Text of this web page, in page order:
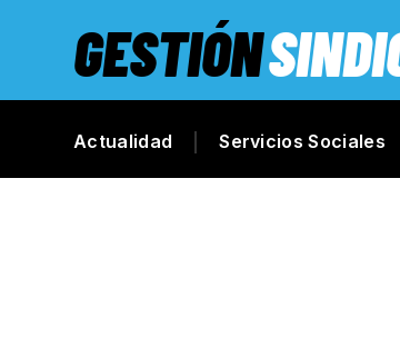
GESTIÓN
Actualidad Servicios Sociales